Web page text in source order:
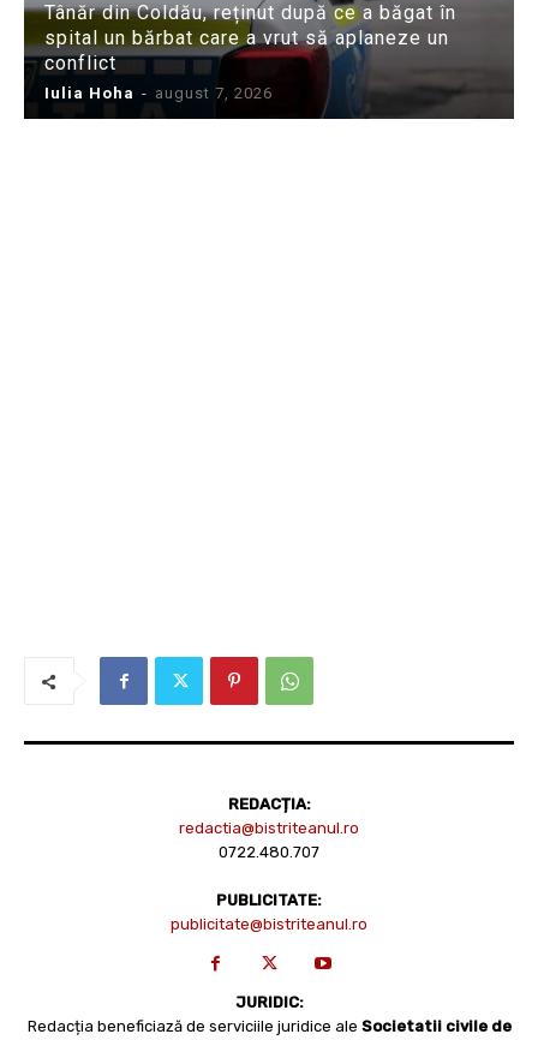
Tânăr din Coldău, reținut după ce a băgat în
spital un bărbat care a vrut să aplaneze un
conflict
Iulia Hoha - august 7, 2026
REDACȚIA:
redactia@bistriteanul.ro
0722.480.707
PUBLICITATE:
publicitate@bistriteanul.ro
JURIDIC:
Redacția beneficiază de serviciile juridice ale Societatii civile de